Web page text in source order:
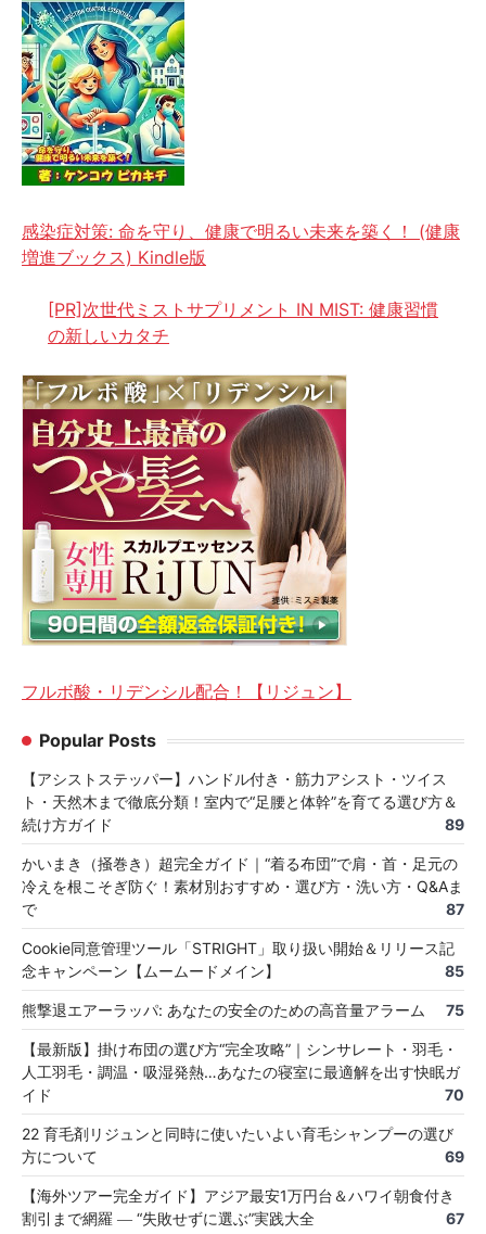
感染症対策: 命を守り、健康で明るい未来を築く！ (健康
増進ブックス) Kindle版
[PR]次世代ミストサプリメント IN MIST: 健康習慣
の新しいカタチ
フルボ酸・リデンシル配合！【リジュン】
Popular Posts
【アシストステッパー】ハンドル付き・筋力アシスト・ツイス
ト・天然木まで徹底分類！室内で“足腰と体幹”を育てる選び方＆
続け方ガイド
89
かいまき（掻巻き）超完全ガイド｜“着る布団”で肩・首・足元の
冷えを根こそぎ防ぐ！素材別おすすめ・選び方・洗い方・Q&Aま
で
87
Cookie同意管理ツール「STRIGHT」取り扱い開始＆リリース記
念キャンペーン【ムームードメイン】
85
熊撃退エアーラッパ: あなたの安全のための高音量アラーム 75
【最新版】掛け布団の選び方“完全攻略”｜シンサレート・羽毛・
人工羽毛・調温・吸湿発熱…あなたの寝室に最適解を出す快眠ガ
イド
70
22 育毛剤リジュンと同時に使いたいよい育毛シャンプーの選び
方について
69
【海外ツアー完全ガイド】アジア最安1万円台＆ハワイ朝食付き
割引まで網羅 ― “失敗せずに選ぶ”実践大全
67